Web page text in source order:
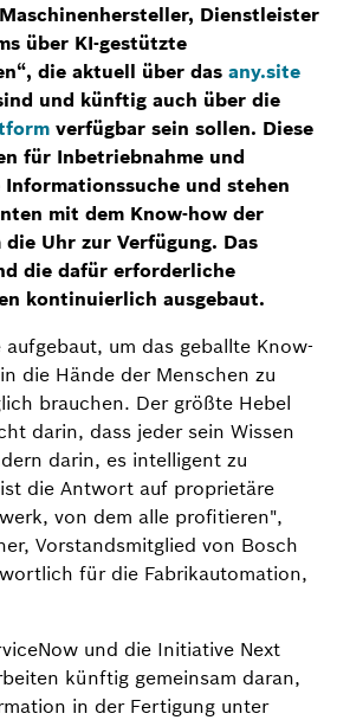
Dienstleister
über KI-gestützte
die aktuell über das any.site
und künftig auch über die
verfügbar sein sollen. Diese
für Inbetriebnahme und
und stehen
mit dem Know-how der
Uhr zur Verfügung. Das
die dafür erforderliche
kontinuierlich ausgebaut.
aufgebaut, um das geballte Know-
die Hände der Menschen zu
brauchen. Der größte Hebel
darin, dass jeder sein Wissen
darin, es intelligent zu
die Antwort auf proprietäre
von dem alle profitieren",
Vorstandsmitglied von Bosch
für die Fabrikautomation,
und die Initiative Next
künftig gemeinsam daran,
in der Fertigung unter